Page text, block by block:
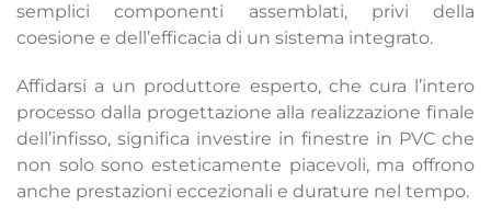
semplici componenti assemblati, privi della
coesione e dell’efficacia di un sistema integrato.
Affidarsi a un produttore esperto, che cura l’intero
processo dalla progettazione alla realizzazione finale
dell’infisso, significa investire in finestre in PVC che
non solo sono esteticamente piacevoli, ma offrono
anche prestazioni eccezionali e durature nel tempo.